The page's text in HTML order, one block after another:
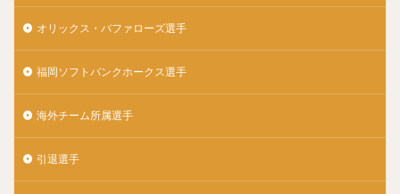
オリックス・バファローズ選手
福岡ソフトバンクホークス選手
海外チーム所属選手
引退選手
中井大介（なかいだいすけ）
小深田大翔（こぶかたひろと）
佐々木千隼（ささきちはや）